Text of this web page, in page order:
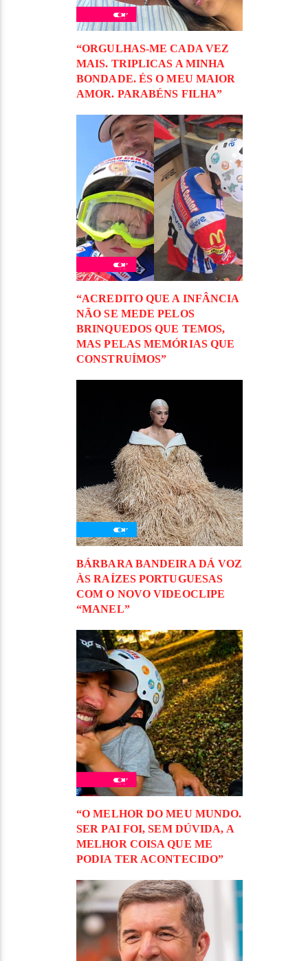
“ORGULHAS-ME CADA VEZ
MAIS. TRIPLICAS A MINHA
BONDADE. ÉS O MEU MAIOR
AMOR. PARABÉNS FILHA”
“ACREDITO QUE A INFÂNCIA
NÃO SE MEDE PELOS
BRINQUEDOS QUE TEMOS,
MAS PELAS MEMÓRIAS QUE
CONSTRUÍMOS”
BÁRBARA BANDEIRA DÁ VOZ
ÀS RAÍZES PORTUGUESAS
COM O NOVO VIDEOCLIPE
“MANEL”
“O MELHOR DO MEU MUNDO.
SER PAI FOI, SEM DÚVIDA, A
MELHOR COISA QUE ME
PODIA TER ACONTECIDO”